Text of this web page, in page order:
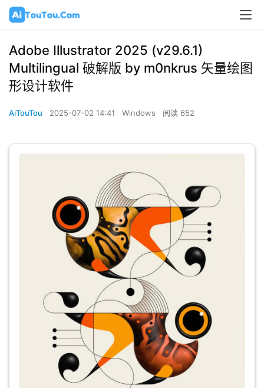
Adobe Illustrator 2025 (v29.6.1)
Multilingual 破解版 by m0nkrus 矢量绘图
形设计软件
AiTouTou 2025-07-02 14:41 Windows 阅读 652